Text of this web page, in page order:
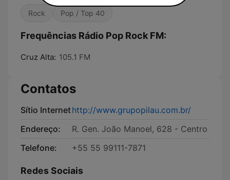
Rock Pop / Top 40
Frequências Rádio Pop Rock FM:
Cruz Alta: 105.1 FM
Contatos
Sítio Internethttp://www.grupopilau.com.br/
Endereço:
R. Gen. João Manoel, 628 - Centro
Telefone:
+55 55 99111-7871
Redes Sociais